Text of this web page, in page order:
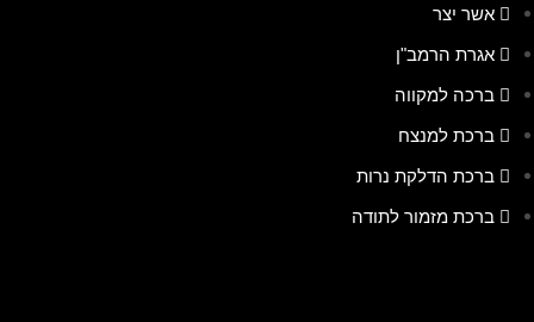
אשר יצר
אגרת הרמב"ן
ברכה למקווה
ברכת למנצח
ברכת הדלקת נרות
ברכת מזמור לתודה